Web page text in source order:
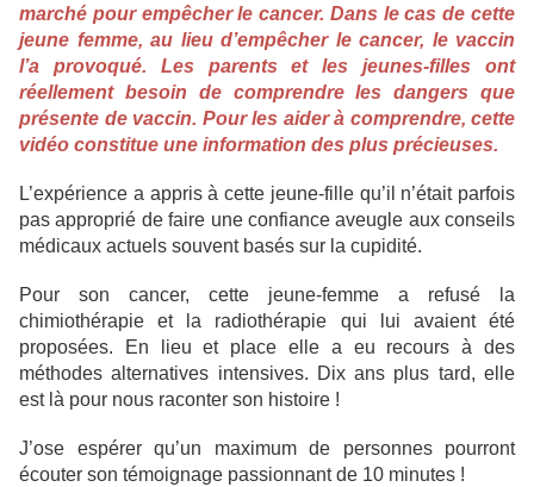
marché pour empêcher le cancer. Dans le cas de cette
jeune femme, au lieu d’empêcher le cancer, le vaccin
l’a provoqué. Les parents et les jeunes-filles ont
réellement besoin de comprendre les dangers que
présente de vaccin. Pour les aider à comprendre, cette
vidéo constitue une information des plus précieuses.
L’expérience a appris à cette jeune-fille qu’il n’était parfois
pas approprié de faire une confiance aveugle aux conseils
médicaux actuels souvent basés sur la cupidité.
Pour son cancer, cette jeune-femme a refusé la
chimiothérapie et la radiothérapie qui lui avaient été
proposées. En lieu et place elle a eu recours à des
méthodes alternatives intensives. Dix ans plus tard, elle
est là pour nous raconter son histoire !
J’ose espérer qu’un maximum de personnes pourront
écouter son témoignage passionnant de 10 minutes !